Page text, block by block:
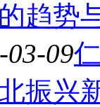
趋势
03-09
振兴